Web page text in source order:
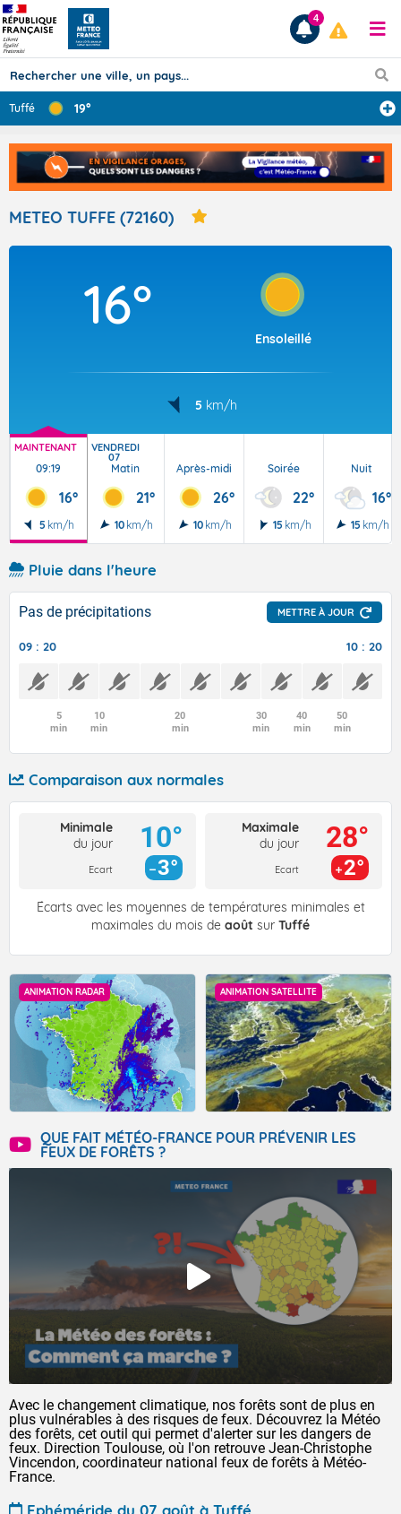
Prévisions
TOUS LES RÉSULTATS
Articles
4
Tuffé 19°
METEO TUFFE (72160)
16°
Ensoleillé
5 km/h
MAINTENANT
09:19
16°
5 km/h
VENDREDI
07
Matin
21°
10 km/h
Après-midi
26°
10 km/h
Soirée
22°
15 km/h
Nuit
16°
15 km/h
Pluie dans l'heure
Pas de précipitations METTRE À JOUR
09 : 20 10 : 20
5
min
10
min
20
min
30
min
40
min
50
min
Comparaison aux normales
Minimale
du jour
Ecart
10°
3°
Maximale
du jour
Ecart
28°
2°
Écarts avec les moyennes de températures minimales et
maximales du mois de août sur Tuffé
ANIMATION RADAR ANIMATION SATELLITE
QUE FAIT MÉTÉO-FRANCE POUR PRÉVENIR LES
FEUX DE FORÊTS ?
Avec le changement climatique, nos forêts sont de plus en
plus vulnérables à des risques de feux. Découvrez la Météo
des forêts, cet outil qui permet d'alerter sur les dangers de
feux. Direction Toulouse, où l'on retrouve Jean-Christophe
Vincendon, coordinateur national feux de forêts à Météo-
France.
Ephéméride du 07 août à Tuffé